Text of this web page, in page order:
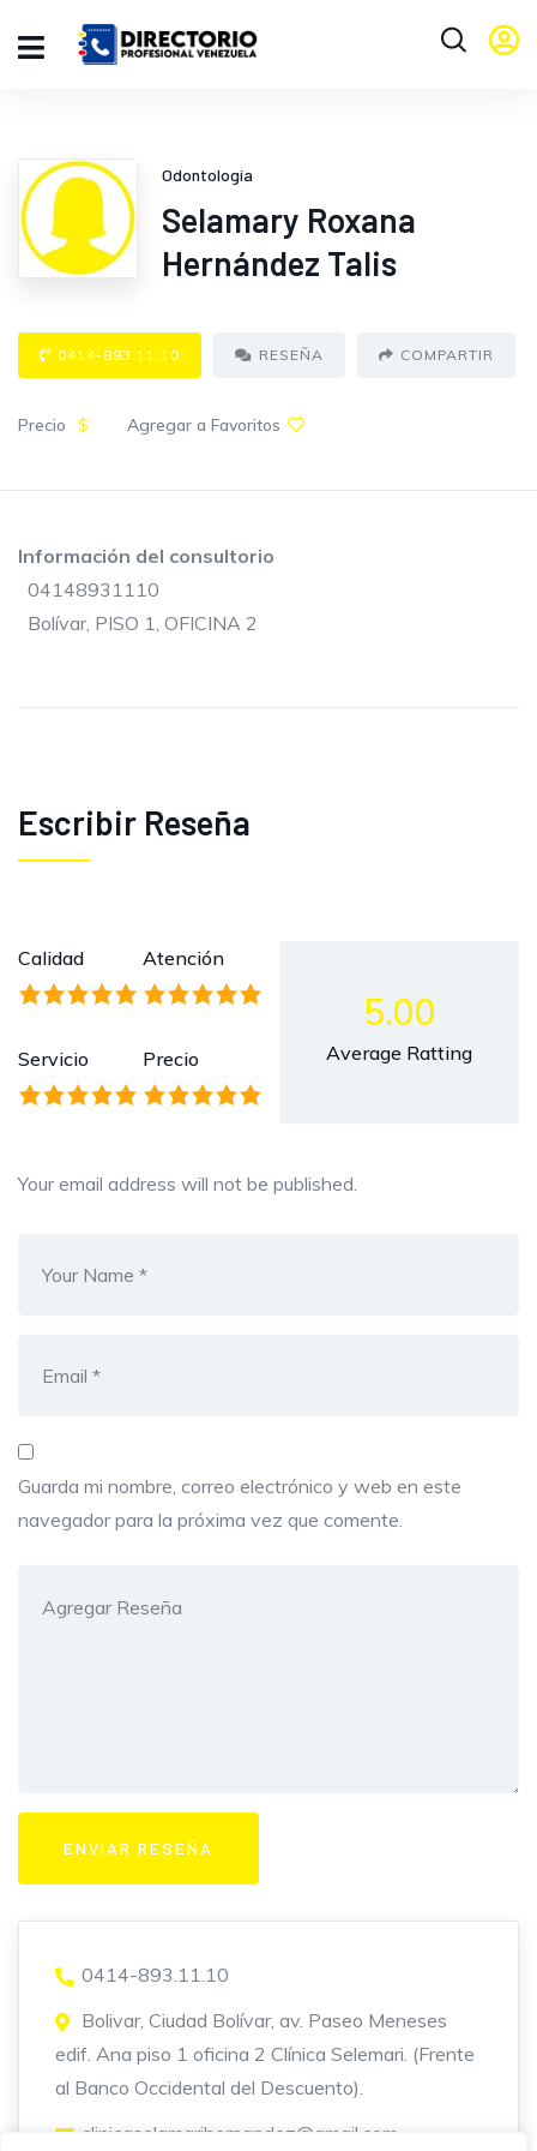
Odontología
Selamary Roxana
Hernández Talis
0414-893.11.10 RESEÑA COMPARTIR
Precio $ Agregar a Favoritos
Información del consultorio
04148931110
Bolívar, PISO 1, OFICINA 2
Escribir Reseña
Calidad Atención
Servicio Precio
5.00
Average Ratting
Your email address will not be published.
Guarda mi nombre, correo electrónico y web en este
navegador para la próxima vez que comente.
0414-893.11.10
Bolivar, Ciudad Bolívar, av. Paseo Meneses
edif. Ana piso 1 oficina 2 Clínica Selemari. (Frente
al Banco Occidental del Descuento).
clinicaselamarihernandez@gmail.com